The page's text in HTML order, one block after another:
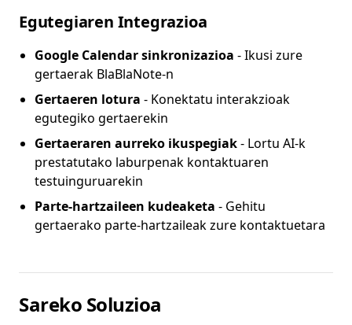
Egutegiaren Integrazioa
Google Calendar sinkronizazioa - Ikusi zure
gertaerak BlaBlaNote-n
Gertaeren lotura - Konektatu interakzioak
egutegiko gertaerekin
Gertaeraren aurreko ikuspegiak- Lortu AI-k
prestatutako laburpenak kontaktuaren
testuinguruarekin
Parte-hartzaileen kudeaketa - Gehitu
gertaerako parte-hartzaileak zure kontaktuetara
Sareko Soluzioa